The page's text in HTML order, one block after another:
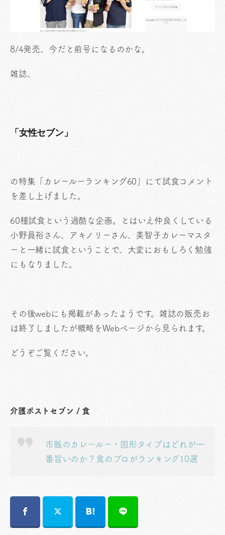
8/4発売、今だと前号になるのかな。
雑誌、
「女性セブン」
の特集「カレールーランキング60」にて試食コメント
を差し上げました。
60種試食という過酷な企画。とはいえ仲良くしている
小野員裕さん、アキノリーさん、美智子カレーマスタ
ーと一緒に試食ということで、大変におもしろく勉強
にもなりました。
その後webにも掲載があったようです。雑誌の販売お
は終了しましたが概略をWebページから見られます。
どうぞご覧ください。
介護ポストセブン / 食
市販のカレールー・固形タイプはどれが一
番旨いのか？食のプロがランキング10選